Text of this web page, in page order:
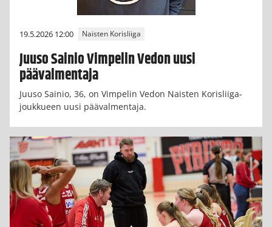
19.5.2026 12:00 Naisten Korisliiga
Juuso Sainio Vimpelin Vedon uusi
päävalmentaja
Juuso Sainio, 36, on Vimpelin Vedon Naisten Korisliiga-
joukkueen uusi päävalmentaja.